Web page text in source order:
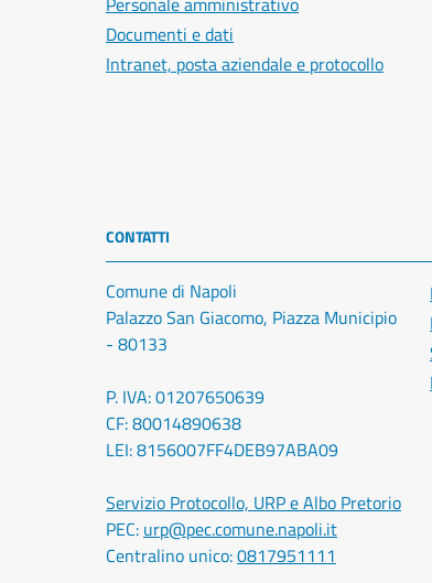
Documenti e dati
Intranet, posta aziendale e protocollo
CONTATTI
Comune di Napoli
Palazzo San Giacomo, Piazza Municipio
- 80133
P. IVA: 01207650639
CF: 80014890638
LEI: 8156007FF4DEB97ABA09
Servizio Protocollo, URP e Albo Pretorio
PEC: urp@pec.comune.napoli.it
Centralino unico:0817951111